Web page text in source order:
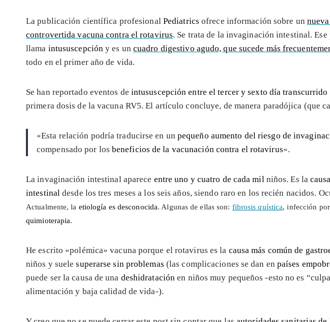
La publicación científica profesional Pediatrics ofrece información sobre un
controvertida vacuna contra el rotavirus. Se trata de la invaginación intestinal.
llama intususcepción y es un cuadro digestivo agudo, que sucede más
todo en el primer año de vida.
Se han reportado eventos de intususcepción entre el tercer y sexto día transcurrido
primera dosis de la vacuna RV5. El artículo concluye, de manera paradójica (que
«Esta relación podría traducirse en un pequeño aumento del riesgo de
compensado por los beneficios de la vacunación contra el rotavirus«.
La invaginación intestinal aparece entre uno y cuatro de cada mil niños. Es la
intestinal desde los tres meses a los seis años, siendo raro en los recién nacidos.
Actualmente, la etiología es desconocida. Algunas de ellas son: fibrosis quística, infección por
quimioterapia.
He escrito «polémica» vacuna porque el rotavirus es la causa más común de
niños y suelesuperarse sin problemas (las complicaciones se dan en países
puede ser la causa de una deshidratación en niños muy pequeños -esto no es
alimentación y baja calidad de vida-).